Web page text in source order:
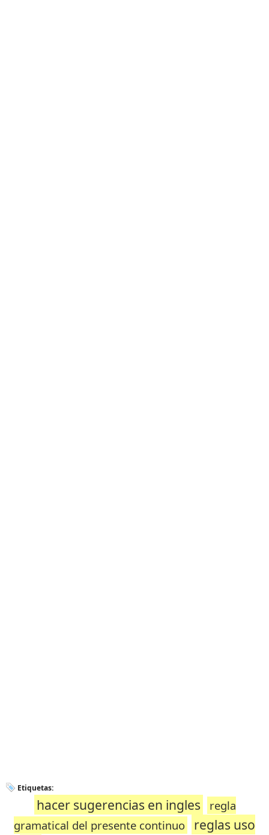
Etiquetas:
hacer sugerencias en ingles
regla
gramatical del presente continuo
reglas uso